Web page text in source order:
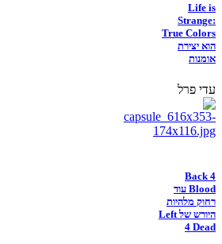
Life is
Strange:
True Colors
הוא יצירת
אומנות
עדי פרל
Back 4
Blood עוד
רחוק מלהיות
היורש של Left
4 Dead